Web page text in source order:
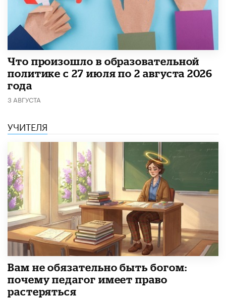
​Что произошло в образовательной
политике с 27 июля по 2 августа 2026
года
3 АВГУСТА
УЧИТЕЛЯ
​Вам не обязательно быть богом:
почему педагог имеет право
растеряться